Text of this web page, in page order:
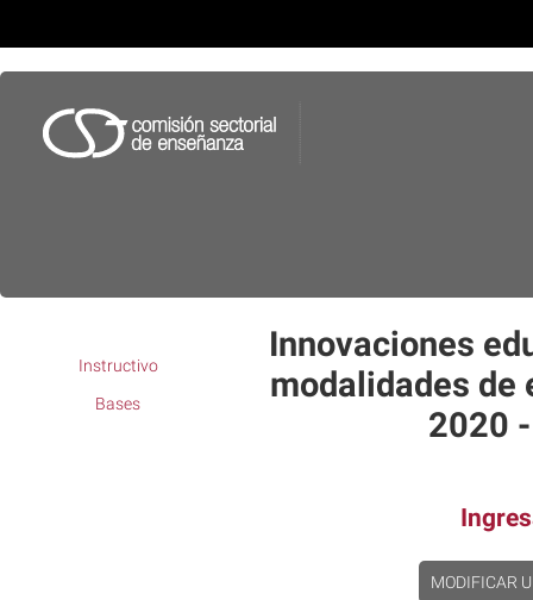
Instructivo
Bases
Innovaciones
modalidades de
2020
MODIFICAR